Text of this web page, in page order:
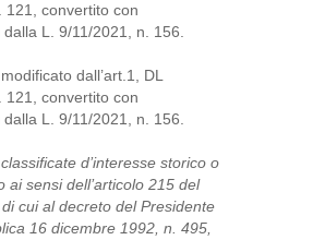
121, convertito con
L. 9/11/2021, n. 156.
dall’art.1, DL
121, convertito con
L. 9/11/2021, n. 156.
d’interesse storico o
ai sensi dell’articolo 215 del
cui al decreto del Presidente
16 dicembre 1992, n. 495,